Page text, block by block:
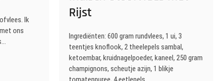
Ik
ons
Rijst
Ingrediënten: 600 gram rundvlees, 1 ui, 3
teentjes knoflook, 2 theelepels sambal,
ketoembar, kruidnagelpoeder, kaneel, 250 gram
champignons, scheutje azijn, 1 blikje